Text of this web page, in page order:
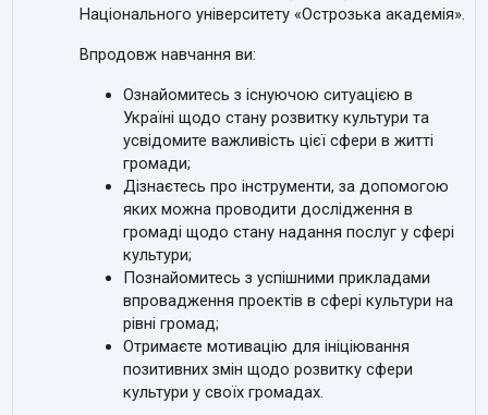
Національного університету «Острозька академія».
Впродовж навчання ви:
Ознайомитесь з існуючою ситуацією в
Україні щодо стану розвитку культури та
усвідомите важливість цієї сфери в житті
громади;
Дізнаєтесь про інструменти, за допомогою
яких можна проводити дослідження в
громаді щодо стану надання послуг у сфері
культури;
Познайомитесьзуспішними прикладами
впровадження проектів в сфері культури на
рівні громад;
Отримаєте мотивацію для ініціювання
позитивних змін щодо розвитку сфери
культури у своїх громадах.